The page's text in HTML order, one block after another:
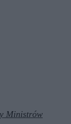
Ministrów